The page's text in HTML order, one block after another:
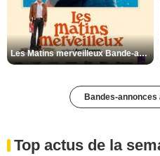
Les Matins merveilleux Bande-annonce VF
Bandes-annonces
Top actus de la